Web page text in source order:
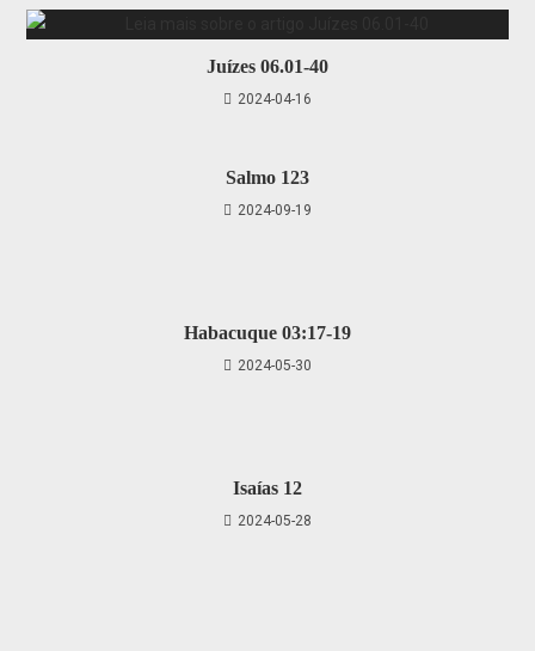
Juízes 06.01-40
2024-04-16
Salmo 123
2024-09-19
Habacuque 03:17-19
2024-05-30
Isaías 12
2024-05-28